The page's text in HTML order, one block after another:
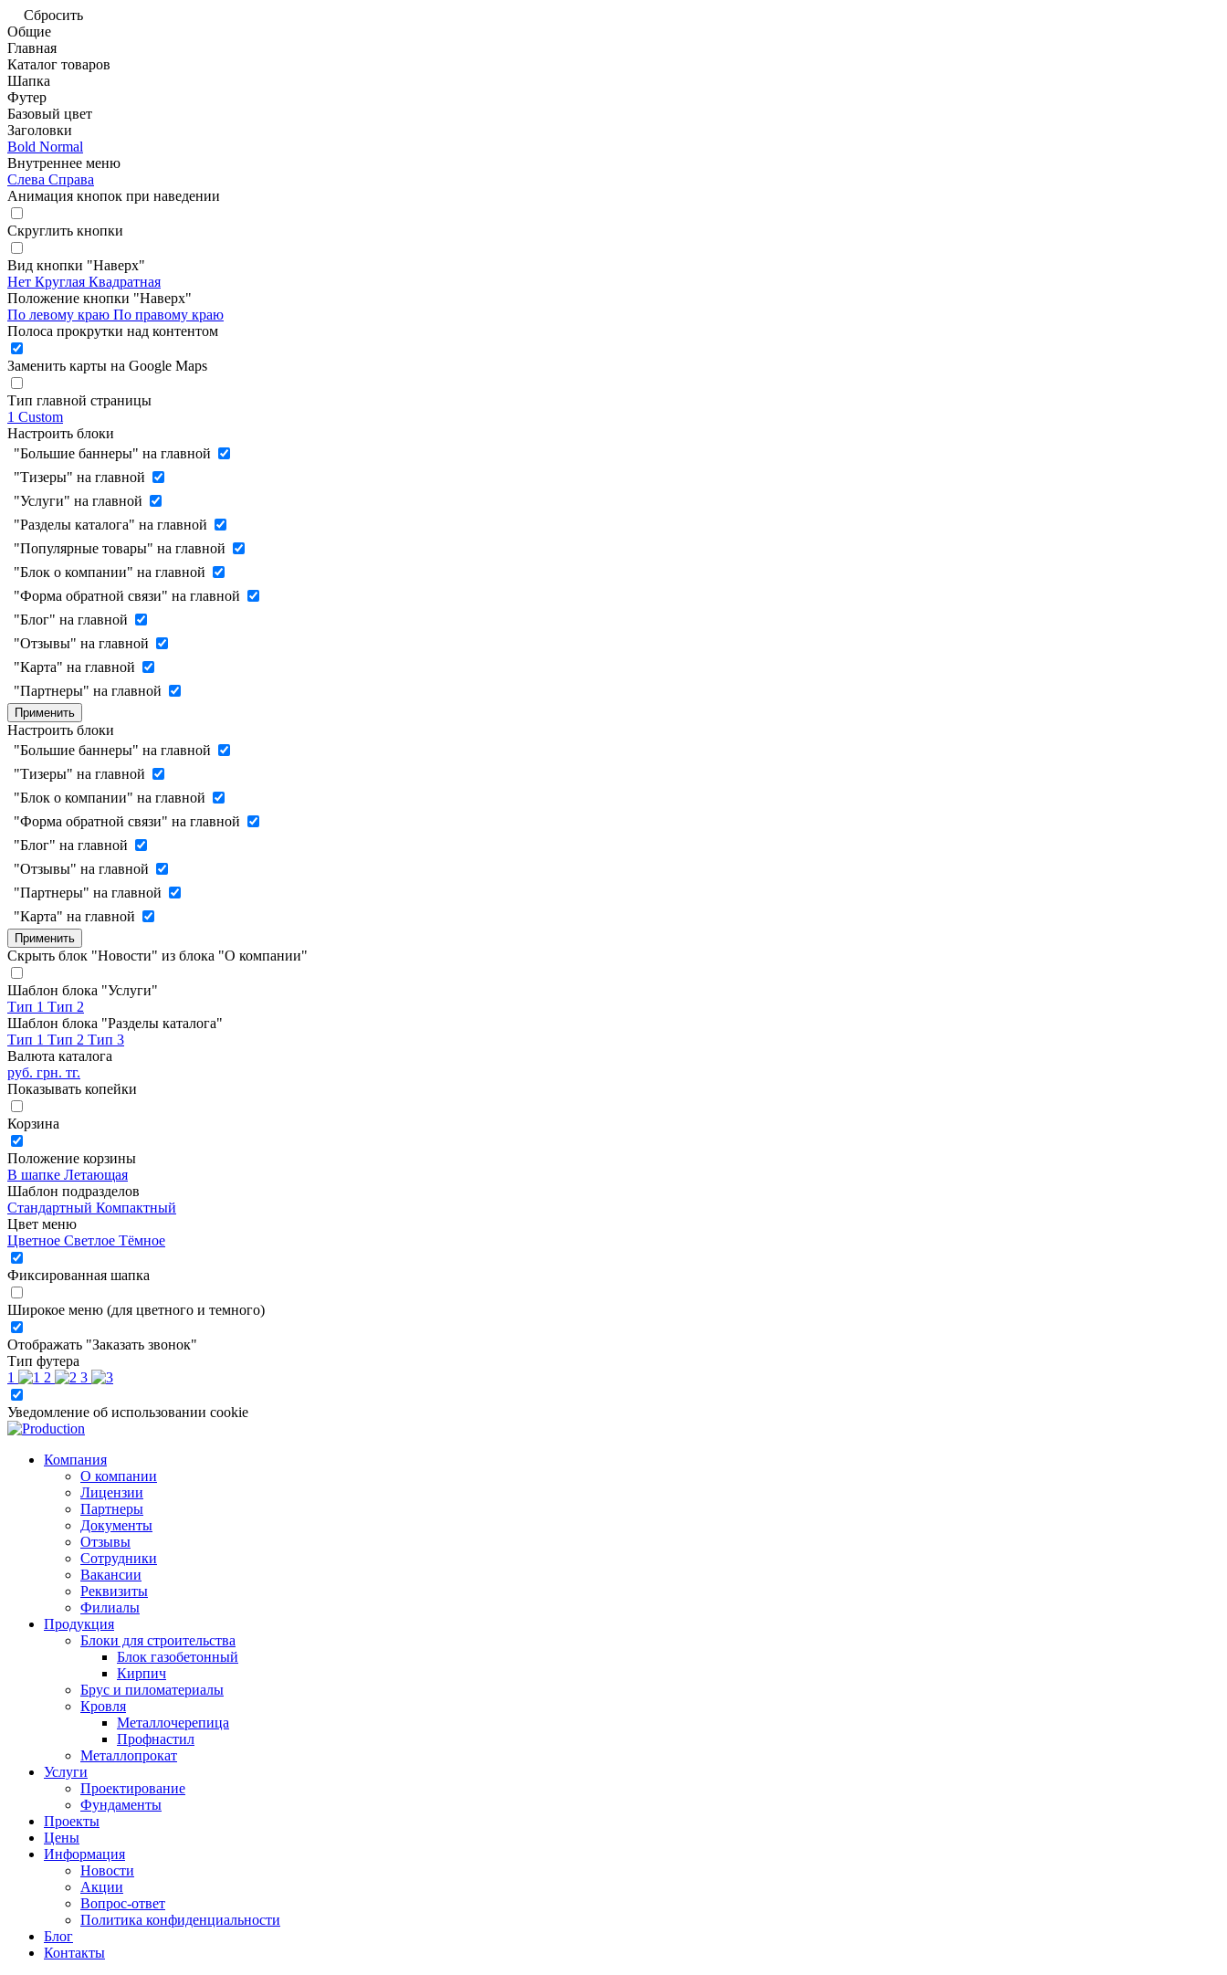
Сбросить
Общие
Главная
Каталог товаров
Шапка
Футер
Базовый цвет
Заголовки
Bold Normal
Внутреннее меню
Слева Справа
Анимация кнопок при наведении
Скруглить кнопки
Вид кнопки "Наверх"
Нет Круглая Квадратная
Положение кнопки "Наверх"
По левому краю По правому краю
Полоса прокрутки над контентом
Заменить карты на Google Maps
Тип главной страницы
1 Custom
Настроить блоки
"Большие баннеры" на главной
"Тизеры" на главной
"Услуги" на главной
"Разделы каталога" на главной
"Популярные товары" на главной
"Блок о компании" на главной
"Форма обратной связи" на главной
"Блог" на главной
"Отзывы" на главной
"Карта" на главной
"Партнеры" на главной
Применить
Настроить блоки
"Большие баннеры" на главной
"Тизеры" на главной
"Блок о компании" на главной
"Форма обратной связи" на главной
"Блог" на главной
"Отзывы" на главной
"Партнеры" на главной
"Карта" на главной
Применить
Скрыть блок "Новости" из блока "О компании"
Шаблон блока "Услуги"
Тип 1 Тип 2
Шаблон блока "Разделы каталога"
Тип 1 Тип 2 Тип 3
Валюта каталога
руб. грн. тг.
Показывать копейки
Корзина
Положение корзины
В шапке Летающая
Шаблон подразделов
Стандартный Компактный
Цвет меню
Цветное Светлое Тёмное
Фиксированная шапка
Широкое меню (для цветного и темного)
Отображать "Заказать звонок"
Тип футера
1
2 3
Уведомление об использовании cookie
Компания
О компании
Лицензии
Партнеры
Документы
Отзывы
Сотрудники
Вакансии
Реквизиты
Филиалы
Продукция
Блоки для строительства
Блок газобетонный
Кирпич
Брус и пиломатериалы
Кровля
Металлочерепица
Профнастил
Металлопрокат
Услуги
Проектирование
Фундаменты
Проекты
Цены
Информация
Новости
Акции
Вопрос-ответ
Политика конфиденциальности
Блог
Контакты